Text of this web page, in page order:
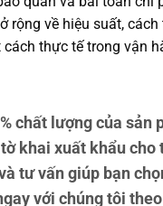
rộng về hiệu suất,
thực tế trong vận
chất lượng của
tờ khai xuất khẩu
tư vấn giúp bạn
với chúng tôi